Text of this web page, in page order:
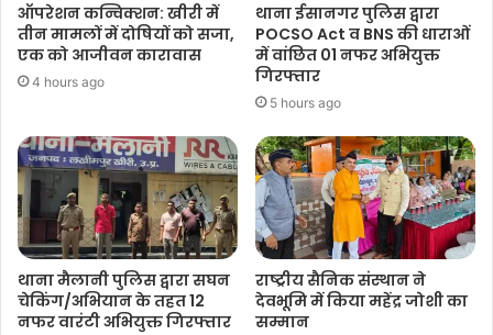
ऑपरेशन कन्विक्शन: खीरी में
तीन मामलों में दोषियों को सजा,
एक को आजीवन कारावास
4 hours ago
थाना ईसानगर पुलिस द्वारा
POCSO Act व BNS की धाराओं
में वांछित 01 नफर अभियुक्त
गिरफ्तार
5 hours ago
थाना मैलानी पुलिस द्वारा सघन
चेकिंग/अभियान के तहत 12
नफर वारंटी अभियुक्त गिरफ्तार
राष्ट्रीय सैनिक संस्थान ने
देवभूमि में किया महेंद्र जोशी का
सम्मान